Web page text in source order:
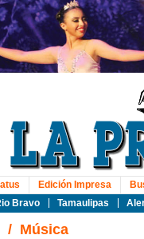
Bravo Tamaulipas
Edición Impresa
/ Música